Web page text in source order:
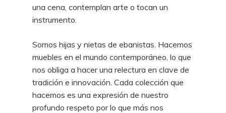
una cena, contemplan arte o tocan un
instrumento.
Somos hijas y nietas de ebanistas. Hacemos
muebles en el mundo contemporáneo, lo que
nos obliga a hacer una relectura en clave de
tradición e innovación. Cada colección que
hacemos es una expresión de nuestro
profundo respeto por lo que más nos